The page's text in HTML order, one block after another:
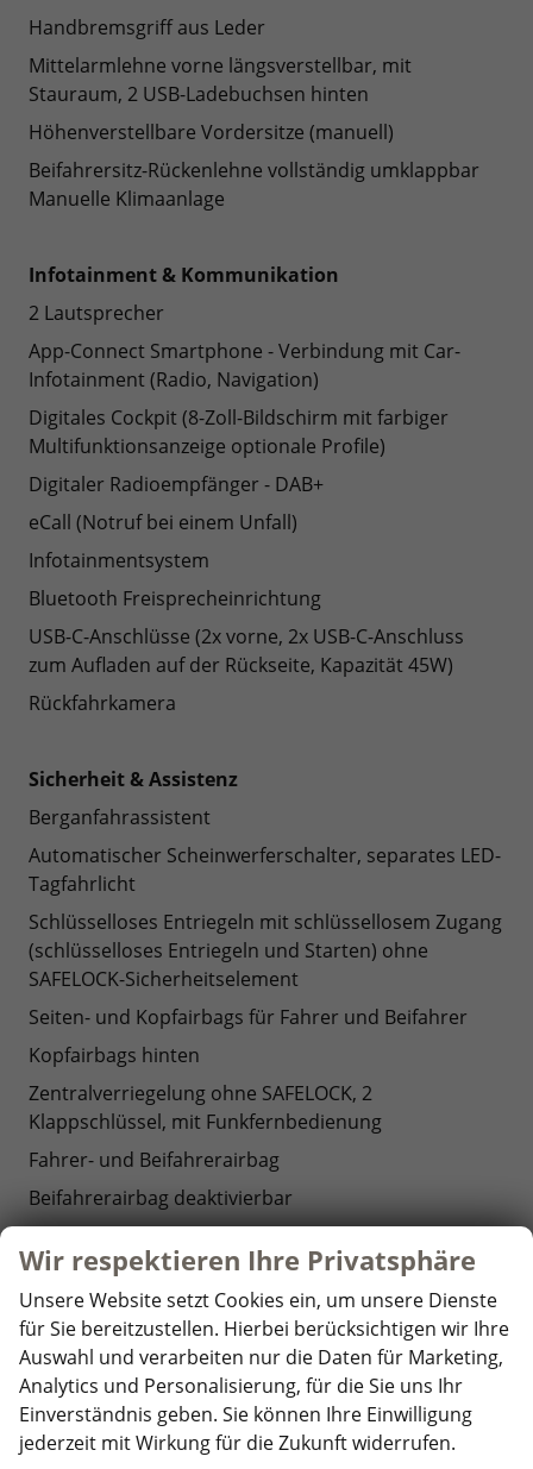
Handbremsgriff aus Leder
Mittelarmlehne vorne längsverstellbar, mit
Stauraum, 2 USB-Ladebuchsen hinten
Höhenverstellbare Vordersitze (manuell)
Beifahrersitz-Rückenlehne vollständig umklappbar
Manuelle Klimaanlage
Infotainment & Kommunikation
2 Lautsprecher
App-Connect Smartphone - Verbindung mit Car-
Infotainment (Radio, Navigation)
Digitales Cockpit (8-Zoll-Bildschirm mit farbiger
Multifunktionsanzeige optionale Profile)
Digitaler Radioempfänger - DAB+
eCall (Notruf bei einem Unfall)
Infotainmentsystem
Bluetooth Freisprecheinrichtung
USB-C-Anschlüsse (2x vorne, 2x USB-C-Anschluss
zum Aufladen auf der Rückseite, Kapazität 45W)
Rückfahrkamera
Sicherheit & Assistenz
Berganfahrassistent
Automatischer Scheinwerferschalter, separates LED-
Tagfahrlicht
Schlüsselloses Entriegeln mit schlüssellosem Zugang
(schlüsselloses Entriegeln und Starten) ohne
SAFELOCK-Sicherheitselement
Seiten- und Kopfairbags für Fahrer und Beifahrer
Kopfairbags hinten
Zentralverriegelung ohne SAFELOCK, 2
Klappschlüssel, mit Funkfernbedienung
Fahrer- und Beifahrerairbag
Beifahrerairbag deaktivierbar
Elektronische Wegfahrsperre
Elektronisches Stabilisierungsprogramm ESP mit
Lenkimpuls, ABS, ASR, EDS und EDTC
Frontassistent
Verkehrsüberwachungssystem
Notbremsfunktion
Wir respektieren Ihre Privatsphäre
Unsere Website setzt Cookies ein, um unsere Dienste
für Sie bereitzustellen. Hierbei berücksichtigen wir Ihre
Auswahl und verarbeiten nur die Daten für Marketing,
Analytics und Personalisierung, für die Sie uns Ihr
Einverständnis geben. Sie können Ihre Einwilligung
jederzeit mit Wirkung für die Zukunft widerrufen.